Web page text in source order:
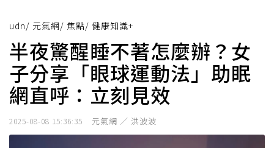
udn/ 元氣網/ 焦點/ 健康知識+
半夜驚醒睡不著怎麼辦？女
子分享「眼球運動法」助眠
網直呼：立刻見效
2025-08-08 15:36:35 元氣網 ／ 洪波波